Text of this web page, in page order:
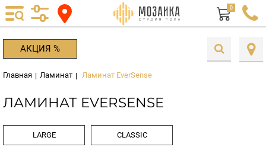
0
АКЦИЯ %
Главная | Ламинат | Ламинат EverSense
ЛАМИНАТ EVERSENSE
LARGE CLASSIC